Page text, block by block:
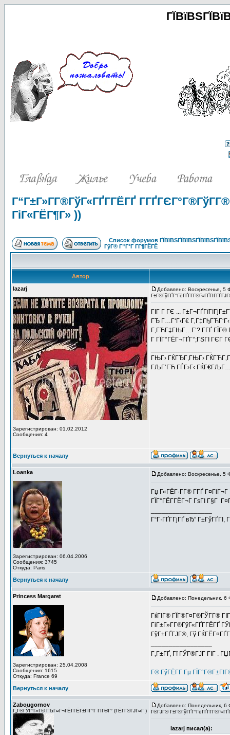
Г“Г±Г»Г­Г®ГўГ«ГҐГ­ГЁГҐ
ГіГ«ГЁГ¶Г» ))
Список форумов
ГўГ® Г”Г°Г Г­Г¶ГЁГЁ
Автор
lazarj
Зарегистрирован: 01.02.2012
Сообщения: 4
Добавлено: Воскресенье, 5
ГІГ Г ГЄ ...
ГЂ Г…Г‘Г‹Г€
Г‚ГЋГ‡ГЊГ…Г’? Г­ГҐ ГЇГ®
Г ГЇГ°ГЁГ¬ГҐГ°;ГЅГІ ГЄГ
ГЊГ› ГЌГЂГ,ГЊГ›
ГЉГ’ГЋ ГЃГ›Г‹
Вернуться к началу
Loanka
Зарегистрирован: 06.04.2006
Сообщения: 3745
Откуда: Paris
Добавлено: Воскресенье, 5
Гџ Г«ГЁГ·Г­Г® Г­ГҐ
ГЇГ°ГЁГ­ГЁГ¬Г ГѕГІ Г§Г
Г“Г·ГҐГ­ГјГҐ вЂ”
Вернуться к началу
Princess Margaret
Зарегистрирован: 25.04.2008
Сообщения: 1615
Откуда: France 69
Добавлено: Понедельник, 6
ГќГІГ® ГЇГ®Г¤Г®ГЎГ­Г®
ГіГ±Г»Г­Г®ГўГ«ГҐГ­ГЁГҐ
ГўГ±ГҐГЈГ®, Гў
Г‚Г±ГҐ, Гї ГЎГ®ГЈГ ГІГ .
Г® ГўГЁГ­Г Гµ
Вернуться к началу
Zabougornov
Г„Г®ГЎГ°Г»Г© ГЂГ¤Г¬ГЁГ­ГЁГ±ГІГ°Г ГІГ®Г° (ГЁГ­Г®ГЈГ¤Г )
Добавлено: Понедельник, 6
Г®ГЈГ®
lazarj писал(а):